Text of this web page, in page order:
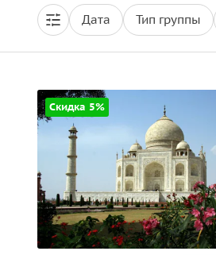
Дата Тип группы
Скидка 5%